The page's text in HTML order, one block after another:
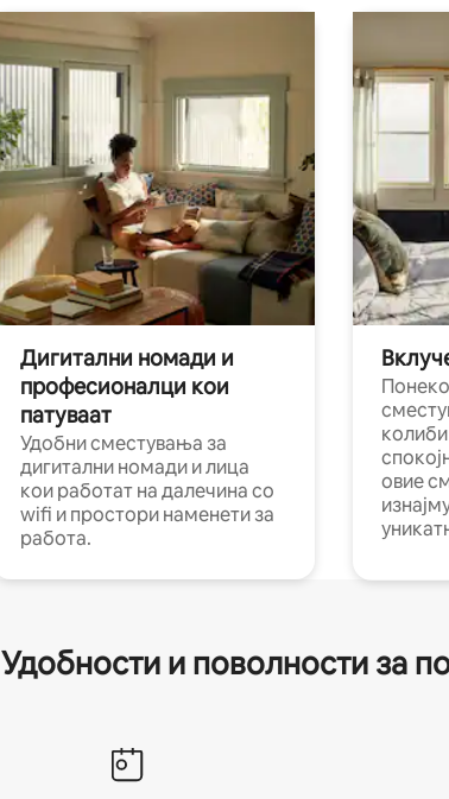
Дигитални номади и
професионалци кои
патуваат
Удобни сместувања за
дигитални номади и лица
кои работат на далечина со
wifi и простори наменети за
работа.
овие
Удобности и поволности за